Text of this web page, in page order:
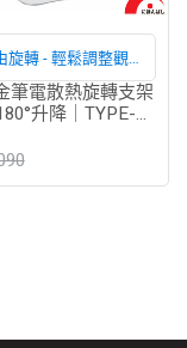
旋轉 - 輕鬆調整觀看
、工作簡報更方便
筆電散熱旋轉支架
升降｜TYPE-C
架